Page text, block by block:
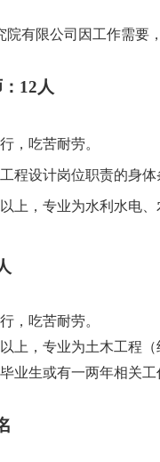
院有限公司因工作需要
12人
，吃苦耐劳。
程设计岗位职责的身体
上，专业为水利水电
，吃苦耐劳。
上，专业为土木工程
业生或有一两年相关